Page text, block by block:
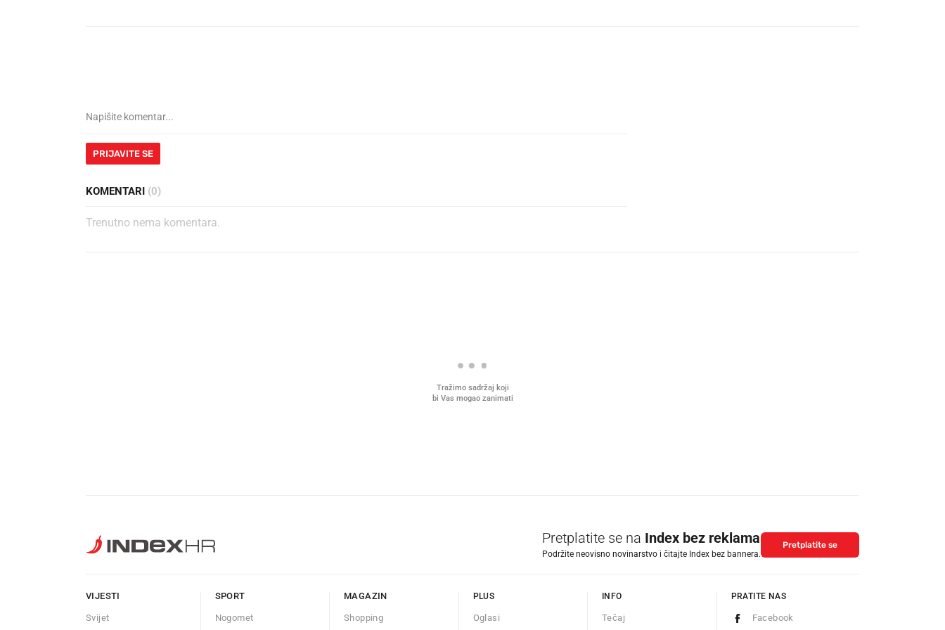
PRIJAVITE SE
KOMENTARI (0)
Trenutno nema komentara.
Tražimo sadržaj koji
bi Vas mogao zanimati
Pretplatite se na Index bez reklama
Podržite neovisno novinarstvo i čitajte Index bez bannera.
Pretplatite se
VIJESTI
Svijet
SPORT
Nogomet
MAGAZIN
Shopping
PLUS
Oglasi
INFO
Tečaj
PRATITE NAS
Facebook